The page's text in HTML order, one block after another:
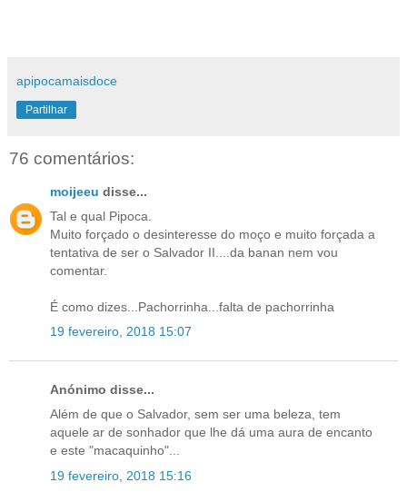
apipocamaisdoce
Partilhar
76 comentários:
moijeeu disse...
Tal e qual Pipoca.
Muito forçado o desinteresse do moço e muito forçada a
tentativa de ser o Salvador II....da banan nem vou
comentar.
É como dizes...Pachorrinha...falta de pachorrinha
19 fevereiro, 2018 15:07
Anónimo disse...
Além de que o Salvador, sem ser uma beleza, tem
aquele ar de sonhador que lhe dá uma aura de encanto
e este "macaquinho"...
19 fevereiro, 2018 15:16